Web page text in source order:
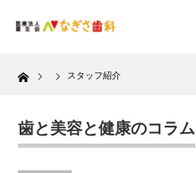
Home スタッフ紹介
歯と美容と健康のコラム